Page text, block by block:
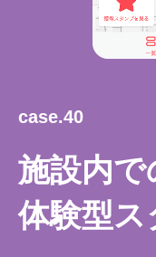
case.40
施設内で
体験型